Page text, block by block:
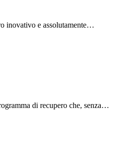
inovativo e assolutamente…
di recupero che, senza…